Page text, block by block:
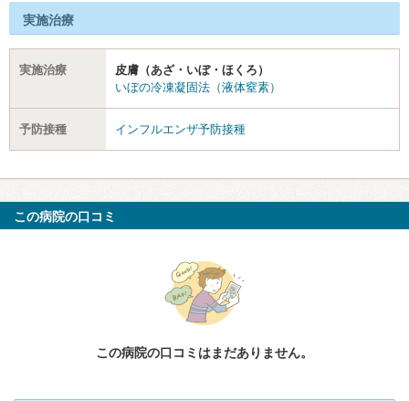
実施治療
実施治療
皮膚（あざ・いぼ・ほくろ）
いぼの冷凍凝固法（液体窒素）
予防接種 インフルエンザ予防接種
この病院の口コミ
この病院の口コミはまだありません。